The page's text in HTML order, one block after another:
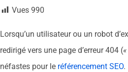
Vues 990
Lorsqu’un utilisateur ou un robot
redirigé vers une page d’erreur 404 (
néfastes pour le référencement SEO.